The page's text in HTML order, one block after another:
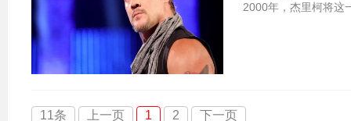
2000年，杰里柯将这
11条 上一页 1 2 下一页